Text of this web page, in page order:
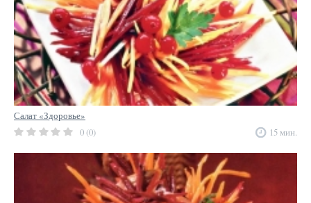
Салат «Здоровье»
0 (0)
15 мин.